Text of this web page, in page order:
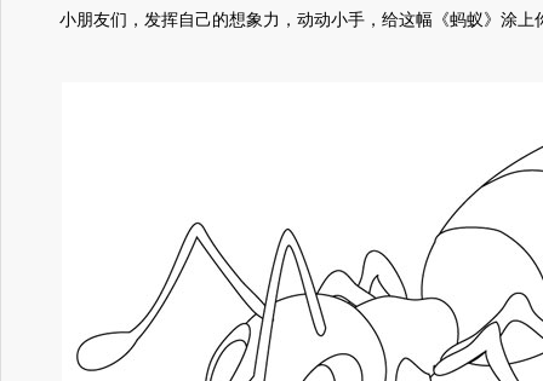
小朋友们，发挥自己的想象力，动动小手，给这幅《蚂蚁》涂上